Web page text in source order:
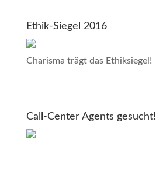
Ethik-Siegel 2016
Charisma trägt das Ethiksiegel!
Call-Center Agents gesucht!